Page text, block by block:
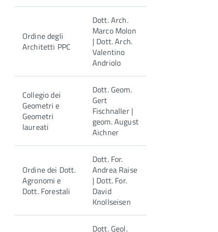
Ordine degli
Architetti PPC
Dott. Arch.
Marco Molon
| Dott. Arch.
Valentino
Andriolo
Collegio dei
Geometri e
Geometri
laureati
Dott. Geom.
Gert
Fischnaller |
geom. August
Aichner
Ordine dei Dott.
Agronomi e
Dott. Forestali
Dott. For.
Andrea Raise
| Dott. For.
David
Knollseisen
Dott. Geol.